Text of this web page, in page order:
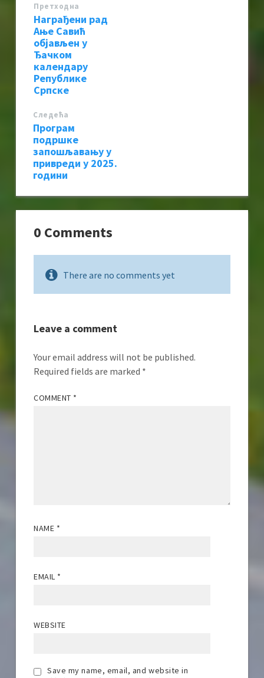
Претходна
Награђени рад
Ање Савић
објављен у
Ђачком
календару
Републике
Српске
Следећa
Програм
подршке
запошљавању у
привреди у 2025.
години
0 Comments
There are no comments yet
Leave a comment
Your email address will not be published.
Required fields are marked *
COMMENT *
NAME *
EMAIL *
WEBSITE
Save my name, email, and website in